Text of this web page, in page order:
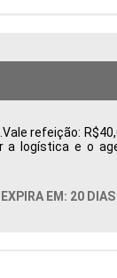
refeição:
logística e o
Cidade: São
EXPIRA EM: 20 DIAS